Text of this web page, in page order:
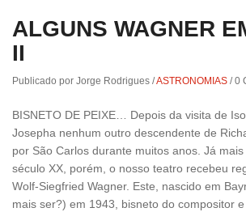
ALGUNS WAGNER
II
Publicado por Jorge Rodrigues /ASTRONOMIAS /0
BISNETO DE PEIXE… Depois da visita de
Josepha nenhum outro descendente de
por São Carlos durante muitos anos. Já
século XX, porém, o nosso teatro recebeu
Wolf-Siegfried Wagner. Este, nascido em
mais ser?) em 1943, bisneto do compositor